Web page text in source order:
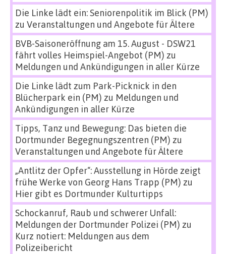
Die Linke lädt ein: Seniorenpolitik im Blick (PM)
zu Veranstaltungen und Angebote für Ältere
BVB-Saisoneröffnung am 15. August - DSW21
fährt volles Heimspiel-Angebot (PM) zu
Meldungen und Ankündigungen in aller Kürze
Die Linke lädt zum Park-Picknick in den
Blücherpark ein (PM) zu Meldungen und
Ankündigungen in aller Kürze
Tipps, Tanz und Bewegung: Das bieten die
Dortmunder Begegnungszentren (PM) zu
Veranstaltungen und Angebote für Ältere
„Antlitz der Opfer“: Ausstellung in Hörde zeigt
frühe Werke von Georg Hans Trapp (PM) zu
Hier gibt es Dortmunder Kulturtipps
Schockanruf, Raub und schwerer Unfall:
Meldungen der Dortmunder Polizei (PM) zu
Kurz notiert: Meldungen aus dem
Polizeibericht